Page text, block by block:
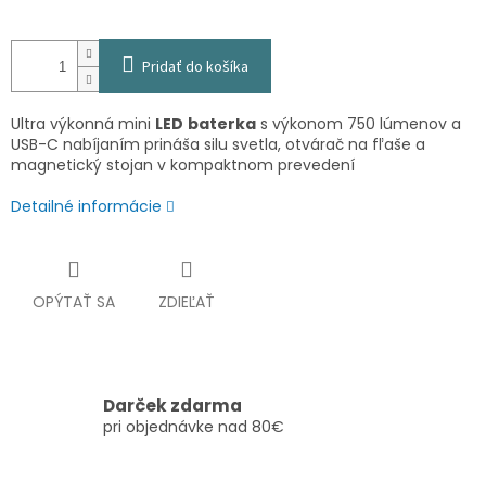
Pridať do košíka
Ultra výkonná mini LED baterka s výkonom 750 lúmenov a
USB-C nabíjaním prináša silu svetla, otvárač na fľaše a
magnetický stojan v kompaktnom prevedení
Detailné informácie
OPÝTAŤ SA ZDIEĽAŤ
Darček zdarma
pri objednávke nad 80€